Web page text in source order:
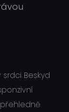
Beskyd